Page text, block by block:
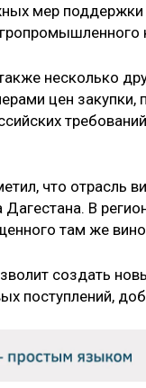
мер поддержки
несколько
цен закупки,
что отрасль
Дагестана. В
там же
создать
поступлений,